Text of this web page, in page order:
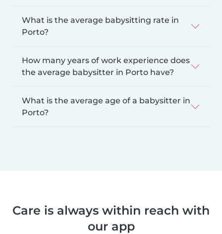
What is the average babysitting rate in
Porto?
How many years of work experience does
the average babysitter in Porto have?
What is the average age of a babysitter in
Porto?
Care is always within reach with
our app